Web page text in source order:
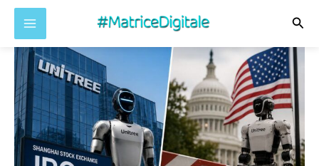
Vai
contenuto